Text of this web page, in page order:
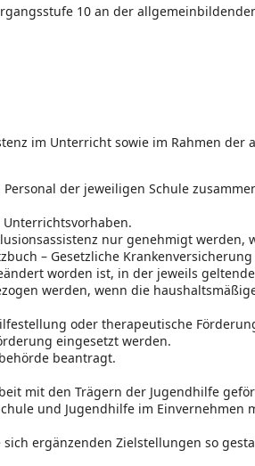
10 an der
im Unterricht sowie im Rahmen
der jeweiligen Schule
nur genehmigt werden,
– Gesetzliche Krankenversicherung
worden ist, in der jeweils
werden, wenn die
oder therapeutische
eingesetzt werden.
beantragt.
mit den Trägern der Jugendhilfe
und Jugendhilfe im Einvernehmen
ergänzenden Zielstellungen so